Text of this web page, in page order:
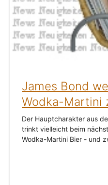
James Bond
Wodka-Martini
Der Hauptcharakter aus
trinkt vielleicht beim
Wodka-Martini Bier - und